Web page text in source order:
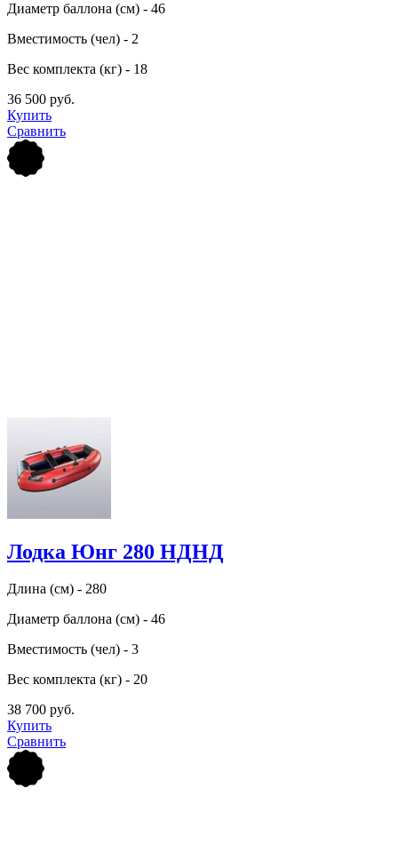
Диаметр баллона (см) - 46
Вместимость (чел) - 2
Вес комплекта (кг) - 18
36 500 руб.
Купить
Сравнить
Лодка Юнг 280 НДНД
Длина (см) - 280
Диаметр баллона (см) - 46
Вместимость (чел) - 3
Вес комплекта (кг) - 20
38 700 руб.
Купить
Сравнить